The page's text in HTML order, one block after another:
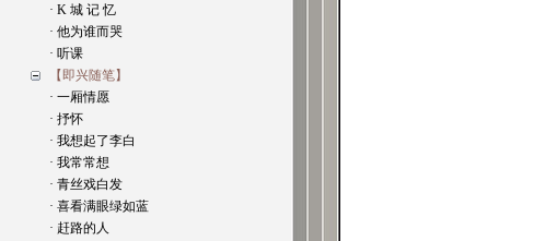
· K 城 记 忆
· 他为谁而哭
· 听课
【即兴随笔】
· 一厢情愿
· 抒怀
· 我想起了李白
· 我常常想
· 青丝戏白发
· 喜看满眼绿如蓝
· 赶路的人